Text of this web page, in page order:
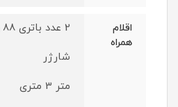
اقلام
همراه
2 عدد باتری 88 ولت
شارژر
متر 3 متری